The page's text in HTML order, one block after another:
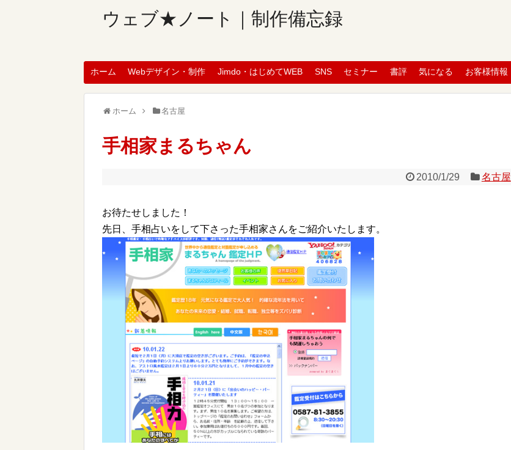
ウェブ★ノート｜制作備忘録
ホーム Webデザイン・制作 Jimdo・はじめてWEB SNS セミナー 書評 気になる お客様情報
ホーム 名古屋
手相家まるちゃん
2010/1/29 名古屋
お待たせしました！
先日、手相占いをして下さった手相家さんをご紹介いたします。